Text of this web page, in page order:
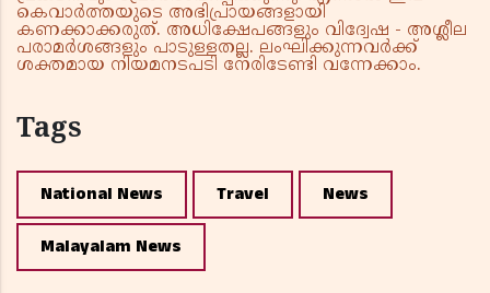
കെവാർത്തയുടെ അഭിപ്രായങ്ങളായി
കണക്കാക്കരുത്. അധിക്ഷേപങ്ങളും വിദ്വേഷ - അശ്ലീല
പരാമർശങ്ങളും പാടുള്ളതല്ല. ലംഘിക്കുന്നവർക്ക്
ശക്തമായ നിയമനടപടി നേരിടേണ്ടി വന്നേക്കാം.
Tags
National News Travel News
Malayalam News